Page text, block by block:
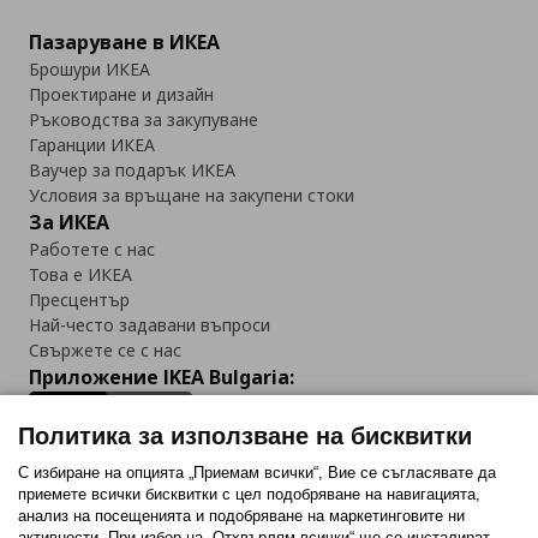
Пазаруване в ИКЕА
Брошури ИКЕА
Проектиране и дизайн
Ръководства за закупуване
Гаранции ИКЕА
Ваучер за подарък ИКЕА
Условия за връщане на закупени стоки
За ИКЕА
Работете с нас
Това е ИКЕА
Пресцентър
Най-често задавани въпроси
Свържете се с нас
Приложение IKEA Bulgaria:
Последвайте ни:
Политика за използване на бисквитки
С избиране на опцията „Приемам всички“, Вие се съгласявате да
приемете всички бисквитки с цел подобряване на навигацията,
анализ на посещенията и подобряване на маркетинговите ни